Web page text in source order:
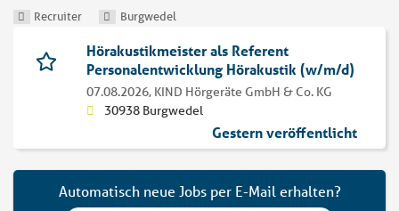
Recruiter Burgwedel
Hörakustikmeister als Referent
Personalentwicklung Hörakustik (w/m/d)
07.08.2026, KIND Hörgeräte GmbH & Co. KG
30938 Burgwedel
Gestern veröffentlicht
Automatisch neue Jobs per E-Mail erhalten?